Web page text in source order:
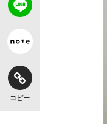
コピー